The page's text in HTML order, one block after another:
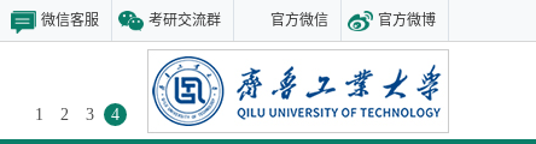
官方微博
官方微信
考研交流群
微信客服
1 2 3 4